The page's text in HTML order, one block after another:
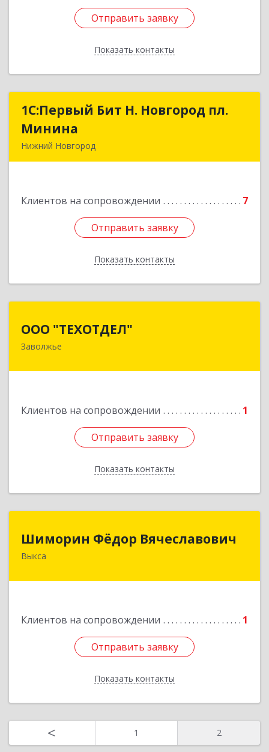
Отправить заявку
Показать контакты
Отправить заявку
Назад
1С:Первый Бит Н. Новгород пл.
Минина
Нижний Новгород
Клиентов на сопровождении 7
Отправить заявку
Показать контакты
1С:Первый Бит Н. Новгород пл.
Подробнее
Отправить заявку
Назад
ООО "ТЕХОТДЕЛ"
Заволжье
Клиентов на сопровождении 1
Отправить заявку
Показать контакты
Отправить заявку
Назад
Шиморин Фёдор Вячеславович
Выкса
Клиентов на сопровождении 1
Отправить заявку
Показать контакты
Шиморин Фёдор Вячеславович
Отправить заявку
Назад
< 1 2